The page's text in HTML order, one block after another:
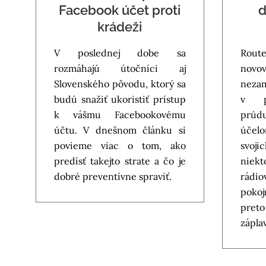
Facebook účet proti
krádeži
V poslednej dobe sa
rozmáhajú útočníci aj
Slovenského pôvodu, ktorý sa
budú snažiť ukoristiť prístup
k vášmu Facebookovému
účtu. V dnešnom článku si
povieme viac o tom, ako
predísť takejto strate a čo je
dobré preventívne spraviť.
v
preto